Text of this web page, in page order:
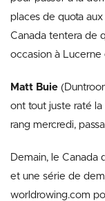
places de quota
Canada tentera de
occasion à Lucerne
Matt Buie
ont tout juste raté
rang mercredi,
Demain, le Canada
et une série de
worldrowing.com